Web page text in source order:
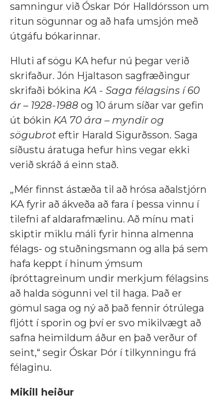
samningur við Óskar Þór Halldórsson um
ritun sögunnar og að hafa umsjón með
útgáfu bókarinnar.
Hluti af sögu KA hefur nú þegar verið
skrifaður. Jón Hjaltason sagfræðingur
skrifaði bókina KA - Saga félagsins í 60
ár – 1928-1988 og 10 árum síðar var gefin
út bókin KA 70 ára – myndir og
sögubrot eftir Harald Sigurðsson. Saga
síðustu áratuga hefur hins vegar ekki
verið skráð á einn stað.
„Mér finnst ástæða til að hrósa aðalstjórn
KA fyrir að ákveða að fara í þessa vinnu í
tilefni af aldarafmælinu. Að mínu mati
skiptir miklu máli fyrir hinna almenna
félags- og stuðningsmann og alla þá sem
hafa keppt í hinum ýmsum
íþróttagreinum undir merkjum félagsins
að halda sögunni vel til haga. Það er
gömul saga og ný að það fennir ótrúlega
fljótt í sporin og því er svo mikilvægt að
safna heimildum áður en það verður of
seint,“ segir Óskar Þór í tilkynningu frá
félaginu.
Mikill heiður